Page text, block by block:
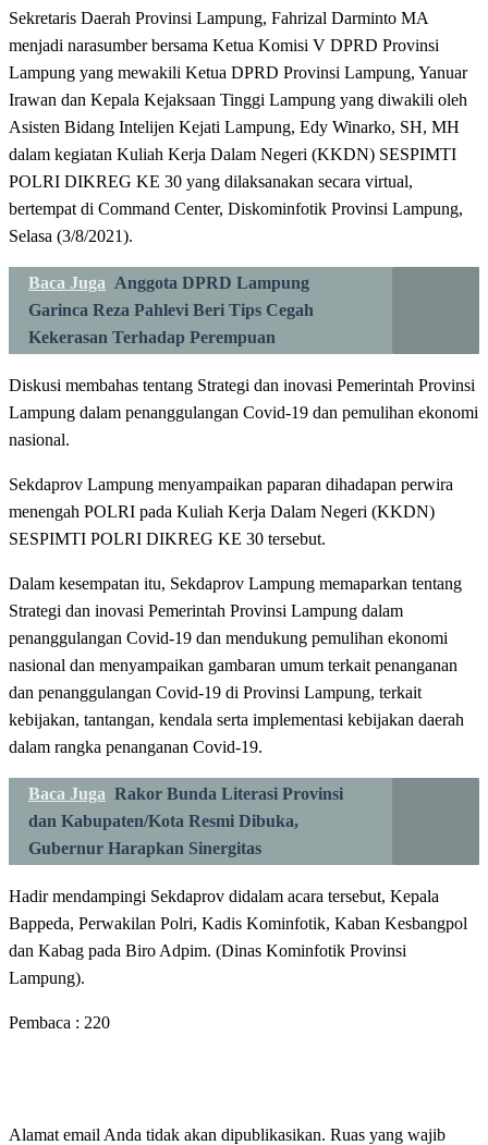
Sekretaris Daerah Provinsi Lampung, Fahrizal Darminto MA
menjadi narasumber bersama Ketua Komisi V DPRD Provinsi
Lampung yang mewakili Ketua DPRD Provinsi Lampung, Yanuar
Irawan dan Kepala Kejaksaan Tinggi Lampung yang diwakili oleh
Asisten Bidang Intelijen Kejati Lampung, Edy Winarko, SH, MH
dalam kegiatan Kuliah Kerja Dalam Negeri (KKDN) SESPIMTI
POLRI DIKREG KE 30 yang dilaksanakan secara virtual,
bertempat di Command Center, Diskominfotik Provinsi Lampung,
Selasa (3/8/2021).
Baca Juga Anggota DPRD Lampung
Garinca Reza Pahlevi Beri Tips Cegah
Kekerasan Terhadap Perempuan
Diskusi membahas tentang Strategi dan inovasi Pemerintah Provinsi
Lampung dalam penanggulangan Covid-19 dan pemulihan ekonomi
nasional.
Sekdaprov Lampung menyampaikan paparan dihadapan perwira
menengah POLRI pada Kuliah Kerja Dalam Negeri (KKDN)
SESPIMTI POLRI DIKREG KE 30 tersebut.
Dalam kesempatan itu, Sekdaprov Lampung memaparkan tentang
Strategi dan inovasi Pemerintah Provinsi Lampung dalam
penanggulangan Covid-19 dan mendukung pemulihan ekonomi
nasional dan menyampaikan gambaran umum terkait penanganan
dan penanggulangan Covid-19 di Provinsi Lampung, terkait
kebijakan, tantangan, kendala serta implementasi kebijakan daerah
dalam rangka penanganan Covid-19.
Baca Juga Rakor Bunda Literasi Provinsi
dan Kabupaten/Kota Resmi Dibuka,
Gubernur Harapkan Sinergitas
Hadir mendampingi Sekdaprov didalam acara tersebut, Kepala
Bappeda, Perwakilan Polri, Kadis Kominfotik, Kaban Kesbangpol
dan Kabag pada Biro Adpim. (Dinas Kominfotik Provinsi
Lampung).
Pembaca : 220
Alamat email Anda tidak akan dipublikasikan. Ruas yang wajib